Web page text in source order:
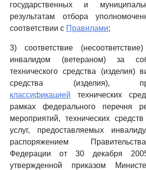
государственных и
результатам отбора
соответствии с Правилами;
3) соответствие
инвалидом (ветераном) за
технического средства (изделия)
средства (изделия),
классификацией технических
рамках федерального перечня
мероприятий, технических
услуг, предоставляемых
распоряжением
Федерации от 30 декабря
утвержденной приказом